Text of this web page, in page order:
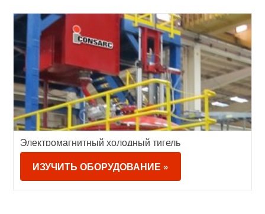
Электромагнитный холодный тигель
ИЗУЧИТЬ ОБОРУДОВАНИЕ »